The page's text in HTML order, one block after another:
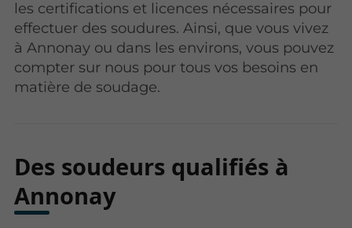
les certifications et licences nécessaires pour
effectuer des soudures. Ainsi, que vous vivez
à Annonay ou dans les environs, vous pouvez
compter sur nous pour tous vos besoins en
matière de soudage.
Des soudeurs qualifiés à
Annonay